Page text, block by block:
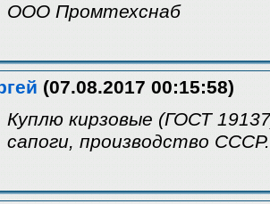
ООО Промтехснаб
(07.08.2017 00:15:58)
Куплю кирзовые (ГОСТ
сапоги, производство